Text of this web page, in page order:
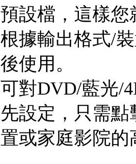
預設檔，這樣
根據輸出格式/
後使用。
可對DVD/藍光/
先設定，只需
置或家庭影院